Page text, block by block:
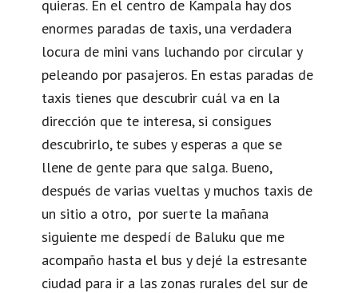
quieras. En el centro de Kampala hay dos
enormes paradas de taxis, una verdadera
locura de mini vans luchando por circular y
peleando por pasajeros. En estas paradas de
taxis tienes que descubrir cuál va en la
dirección que te interesa, si consigues
descubrirlo, te subes y esperas a que se
llene de gente para que salga. Bueno,
después de varias vueltas y muchos taxis de
un sitio a otro, por suerte la mañana
siguiente me despedí de Baluku que me
acompaño hasta el bus y dejé la estresante
ciudad para ir a las zonas rurales del sur de